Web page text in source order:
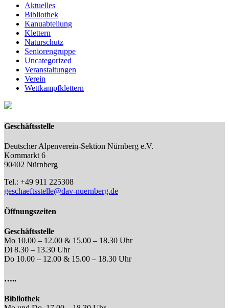
Aktuelles
Bibliothek
Kanuabteilung
Klettern
Naturschutz
Seniorengruppe
Uncategorized
Veranstaltungen
Verein
Wettkampfklettern
Geschäftsstelle
Deutscher Alpenverein-Sektion Nürnberg e.V.
Kornmarkt 6
90402 Nürnberg
Tel.: +49 911 225308
geschaeftsstelle@dav-nuernberg.de
Öffnungszeiten
Geschäftsstelle
Mo 10.00 – 12.00 & 15.00 – 18.30 Uhr
Di 8.30 – 13.30 Uhr
Do 10.00 – 12.00 & 15.00 – 18.30 Uhr
…..
Bibliothek